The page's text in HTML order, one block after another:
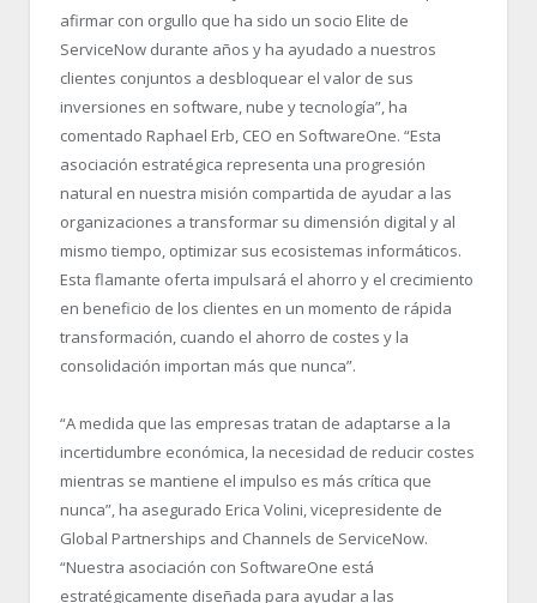
afirmar con orgullo que ha sido un socio Elite de
ServiceNow durante años y ha ayudado a nuestros
clientes conjuntos a desbloquear el valor de sus
inversiones en software, nube y tecnología”, ha
comentado Raphael Erb, CEO en SoftwareOne. “Esta
asociación estratégica representa una progresión
natural en nuestra misión compartida de ayudar a las
organizaciones a transformar su dimensión digital y al
mismo tiempo, optimizar sus ecosistemas informáticos.
Esta flamante oferta impulsará el ahorro y el crecimiento
en beneficio de los clientes en un momento de rápida
transformación, cuando el ahorro de costes y la
consolidación importan más que nunca”.
“A medida que las empresas tratan de adaptarse a la
incertidumbre económica, la necesidad de reducir costes
mientras se mantiene el impulso es más crítica que
nunca”, ha asegurado Erica Volini, vicepresidente de
Global Partnerships and Channels de ServiceNow.
“Nuestra asociación con SoftwareOne está
estratégicamente diseñada para ayudar a las